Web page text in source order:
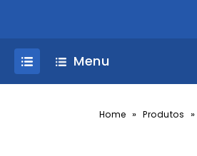
Menu
Home » Produtos »